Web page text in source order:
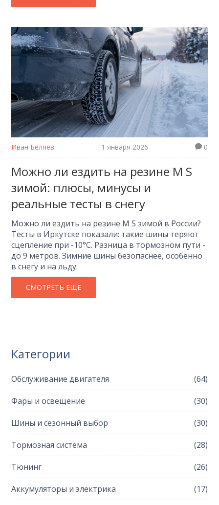
Иван Беляев 1 января 2026 0
Можно ли ездить на резине M S
зимой: плюсы, минусы и
реальные тесты в снегу
Можно ли ездить на резине M S зимой в России?
Тесты в Иркутске показали: такие шины теряют
сцепление при -10°C. Разница в тормозном пути -
до 9 метров. Зимние шины безопаснее, особенно
в снегу и на льду.
СМОТРЕТЬ ЕЩЕ
Категории
Обслуживание двигателя (64)
Фары и освещение (30)
Шины и сезонный выбор (30)
Тормозная система (28)
Тюнинг (26)
Аккумуляторы и электрика (17)